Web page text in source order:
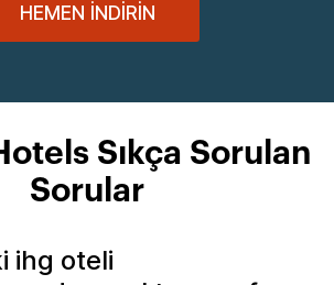
HEMEN İNDIRIN
Sıkça Sorulan
Sorular
ihg oteli